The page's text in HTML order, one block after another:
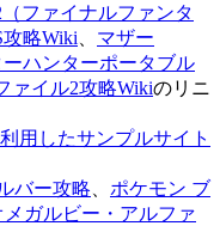
（ファイナルファンタ
略Wiki
マザー
ハンターポータブル
ァイル2攻略Wikiのリニ
用したサンプルサイト
バー攻略
ポケモン ブ
メガルビー・アルファ